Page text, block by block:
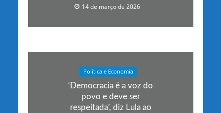
14 de março de 2026
Política e Economia
‘Democracia é a voz do
povo e deve ser
respeitada’, diz Lula ao